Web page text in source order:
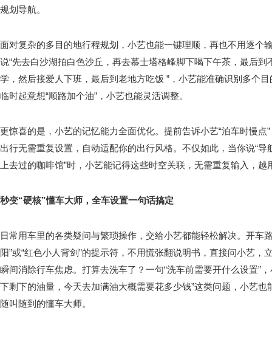
规划导航。
面对复杂的多目的地行程规划，小艺也能一键理顺，再也不用逐个
说“先去白沙湖拍白色沙丘，再去慕士塔格峰脚下喝下午茶，最后到
学，然后接爱人下班，最后到老地方吃饭 ”，小艺能准确识别多个
临时起意想“顺路加个油”，小艺也能灵活调整。
更惊喜的是，小艺的记忆能力全面优化。提前告诉小艺“泊车时慢点
出行无需重复设置，自动适配你的出行风格。不仅如此，当你说“导
上去过的咖啡馆”时，小艺能记得这些时空关联，无需重复输入，越
秒变“硬核”懂车大师，全车设置一句话搞定
日常用车里的各类疑问与繁琐操作，交给小艺都能轻松解决。开车
阳”或“红色小人背剑”的提示符，不用慌张翻说明书，直接问小艺，
瞬间消除行车焦虑。打算去洗车了？一句“洗车前需要开什么设置”
下剩下的油量，今天去加满油大概需要花多少钱”这类问题，小艺
随叫随到的懂车大师。